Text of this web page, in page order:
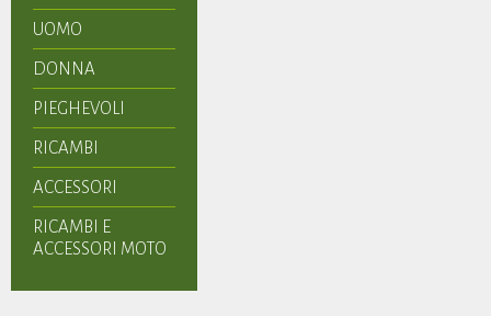
UOMO
DONNA
PIEGHEVOLI
RICAMBI
ACCESSORI
RICAMBI E
ACCESSORI MOTO